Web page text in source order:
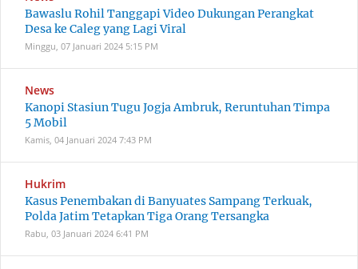
Bawaslu Rohil Tanggapi Video Dukungan Perangkat
Desa ke Caleg yang Lagi Viral
Minggu, 07 Januari 2024 5:15 PM
News
Kanopi Stasiun Tugu Jogja Ambruk, Reruntuhan Timpa
5 Mobil
Kamis, 04 Januari 2024 7:43 PM
Hukrim
Kasus Penembakan di Banyuates Sampang Terkuak,
Polda Jatim Tetapkan Tiga Orang Tersangka
Rabu, 03 Januari 2024 6:41 PM